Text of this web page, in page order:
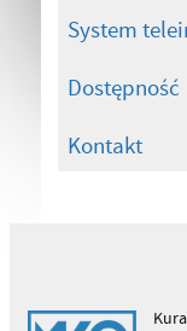
System
Dostępność
Kontakt